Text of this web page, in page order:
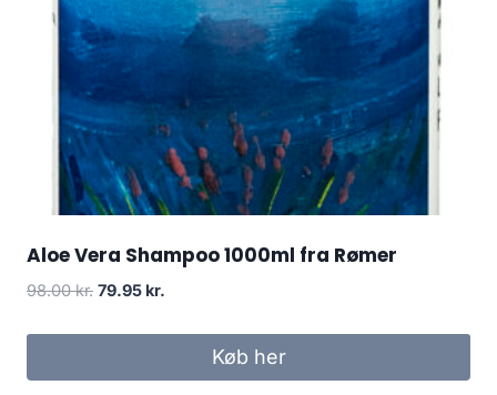
Aloe Vera Shampoo 1000ml fra Rømer
98.00kr. Den
pris
79.95 kr.
pris
Køb her